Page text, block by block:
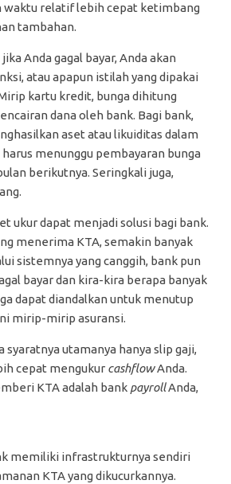
waktu relatif lebih cepat ketimbang
tambahan.
Anda gagal bayar, Anda akan
atau apapun istilah yang dipakai
kartu kredit, bunga dihitung
dana oleh bank. Bagi bank,
aset atau likuiditas dalam
menunggu pembayaran bunga
berikutnya. Seringkali juga,
ukur dapat menjadi solusi bagi bank.
menerima KTA, semakin banyak
sistemnya yang canggih, bank pun
bayar dan kira-kira berapa banyak
dapat diandalkan untuk menutup
mirip-mirip asuransi.
syaratnya utamanya hanya slip gaji,
cepat mengukur cashflowAnda.
KTA adalah bank payrollAnda,
memiliki infrastrukturnya sendiri
KTA yang dikucurkannya.